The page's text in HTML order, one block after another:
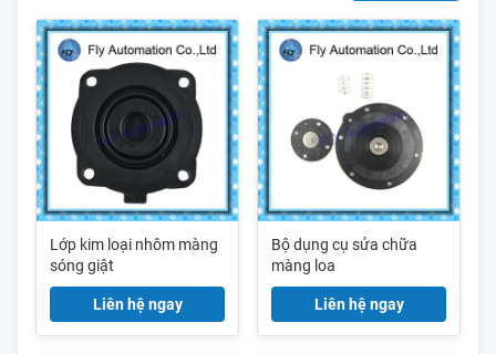
Lớp kim loại nhôm màng
sóng giật
Liên hệ ngay
Bộ dụng cụ sửa chữa
màng loa
Liên hệ ngay